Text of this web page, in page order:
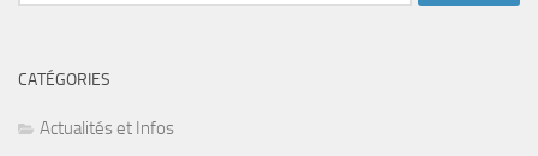
CATÉGORIES
Actualités et Infos